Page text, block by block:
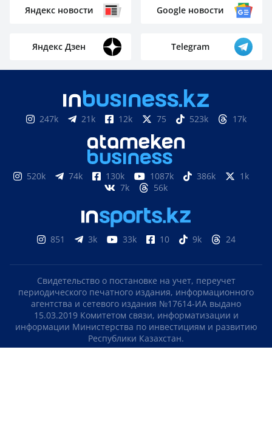
Яндекс новости Google новости
Яндекс Дзен Telegram
247k 21k 12k 75 523k 17k
520k 74k 130k 1087k 386k
1k
7k
56k
851 3k 33k 10 9k 24
Свидетельство о постановке на учет, переучет
периодического печатного издания, информационного
агентства и сетевого издания №17614-ИА выдано
15.03.2019 Комитетом связи, информатизации и
информации Министерства по инвестициям и развитию
Республики Казахстан.